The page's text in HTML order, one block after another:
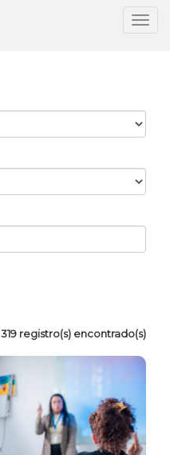
319 registro(s) encontrado(s)